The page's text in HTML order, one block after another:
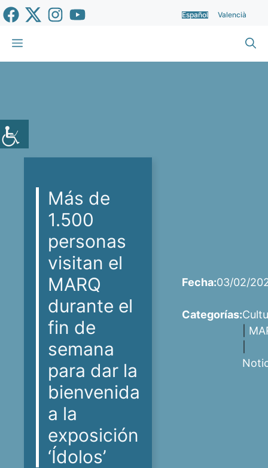
Saltar
al
contenido
Español Valencià
Menú
Más de
1.500
personas
visitan el
MARQ
durante el
fin de
semana
para dar la
bienvenida
a la
exposición
‘Ídolos’
Fecha:03/02/
Categorías: